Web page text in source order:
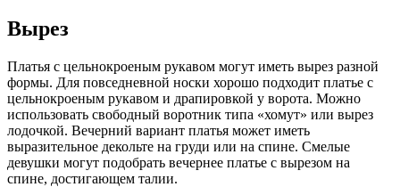
Вырез
Платья с цельнокроеным рукавом могут иметь вырез разной
формы. Для повседневной носки хорошо подходит платье с
цельнокроеным рукавом и драпировкой у ворота. Можно
использовать свободный воротник типа «хомут» или вырез
лодочкой. Вечерний вариант платья может иметь
выразительное декольте на груди или на спине. Смелые
девушки могут подобрать вечернее платье с вырезом на
спине, достигающем талии.